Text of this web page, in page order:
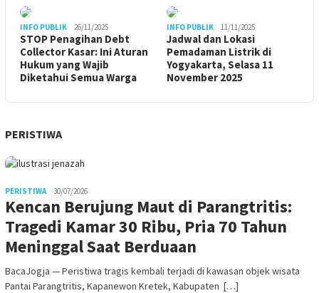
INFO PUBLIK 26/11/2025
STOP Penagihan Debt
Collector Kasar: Ini Aturan
Hukum yang Wajib
Diketahui Semua Warga
INFO PUBLIK 11/11/2025
Jadwal dan Lokasi
Pemadaman Listrik di
Yogyakarta, Selasa 11
November 2025
PERISTIWA
PERISTIWA 30/07/2026
Kencan Berujung Maut di Parangtritis:
Tragedi Kamar 30 Ribu, Pria 70 Tahun
Meninggal Saat Berduaan
BacaJogja — Peristiwa tragis kembali terjadi di kawasan objek wisata
Pantai Parangtritis, Kapanewon Kretek, Kabupaten […]